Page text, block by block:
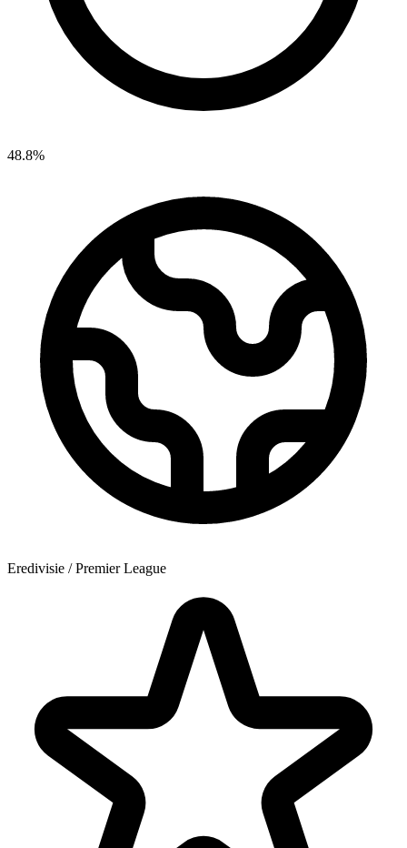
48.8%
Eredivisie / Premier League